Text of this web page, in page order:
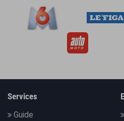
Services
Guide